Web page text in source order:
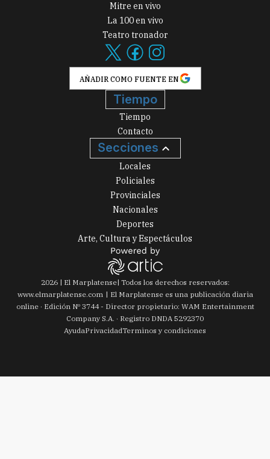
Mitre en vivo
La 100 en vivo
Teatro tronador
AÑADIR COMO FUENTE EN
Tiempo
Tiempo
Contacto
Secciones
Locales
Policiales
Provinciales
Nacionales
Deportes
Arte, Cultura y Espectáculos
2026| El Marplatense| Todos los derechos reservados:
www.elmarplatense.com
El Marplatense es una publicación diaria
online · Edición Nº 3744- Director propietario: WAM Entertainment
Company S.A. · Registro DNDA 5292370
AyudaPrivacidadTerminos y condiciones